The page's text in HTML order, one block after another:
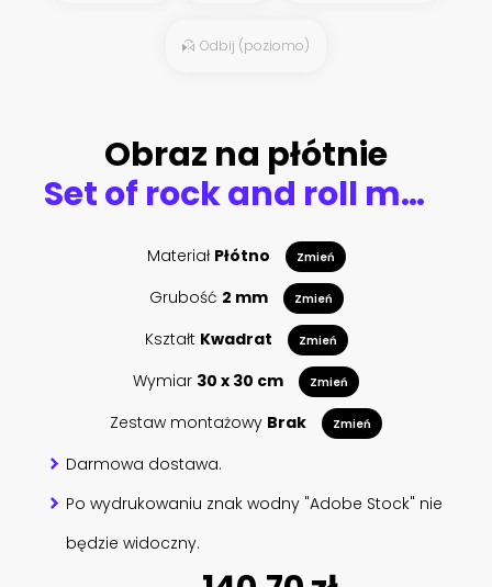
Odbij (poziomo)
Obraz na płótnie
Set of rock and roll music emblems
Materiał Płótno Zmień
Grubość 2 mm Zmień
Kształt Kwadrat Zmień
Wymiar 30 x 30 cm Zmień
Zestaw montażowy Brak Zmień
Darmowa dostawa.
Po wydrukowaniu znak wodny "Adobe Stock" nie
będzie widoczny.